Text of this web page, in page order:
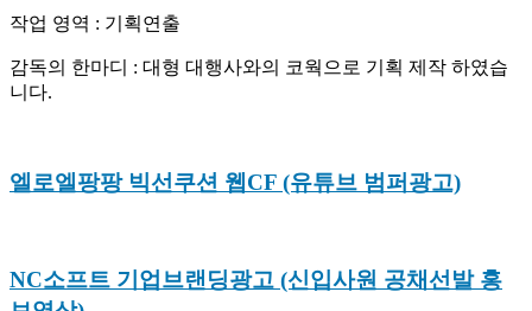
작업 영역 : 기획연출
감독의 한마디 : 대형 대행사와의 코웍으로 기획 제작 하였습
니다.
엘로엘팡팡 빅선쿠션 웹CF (유튜브 범퍼광고)
NC소프트 기업브랜딩광고 (신입사원 공채선발 홍